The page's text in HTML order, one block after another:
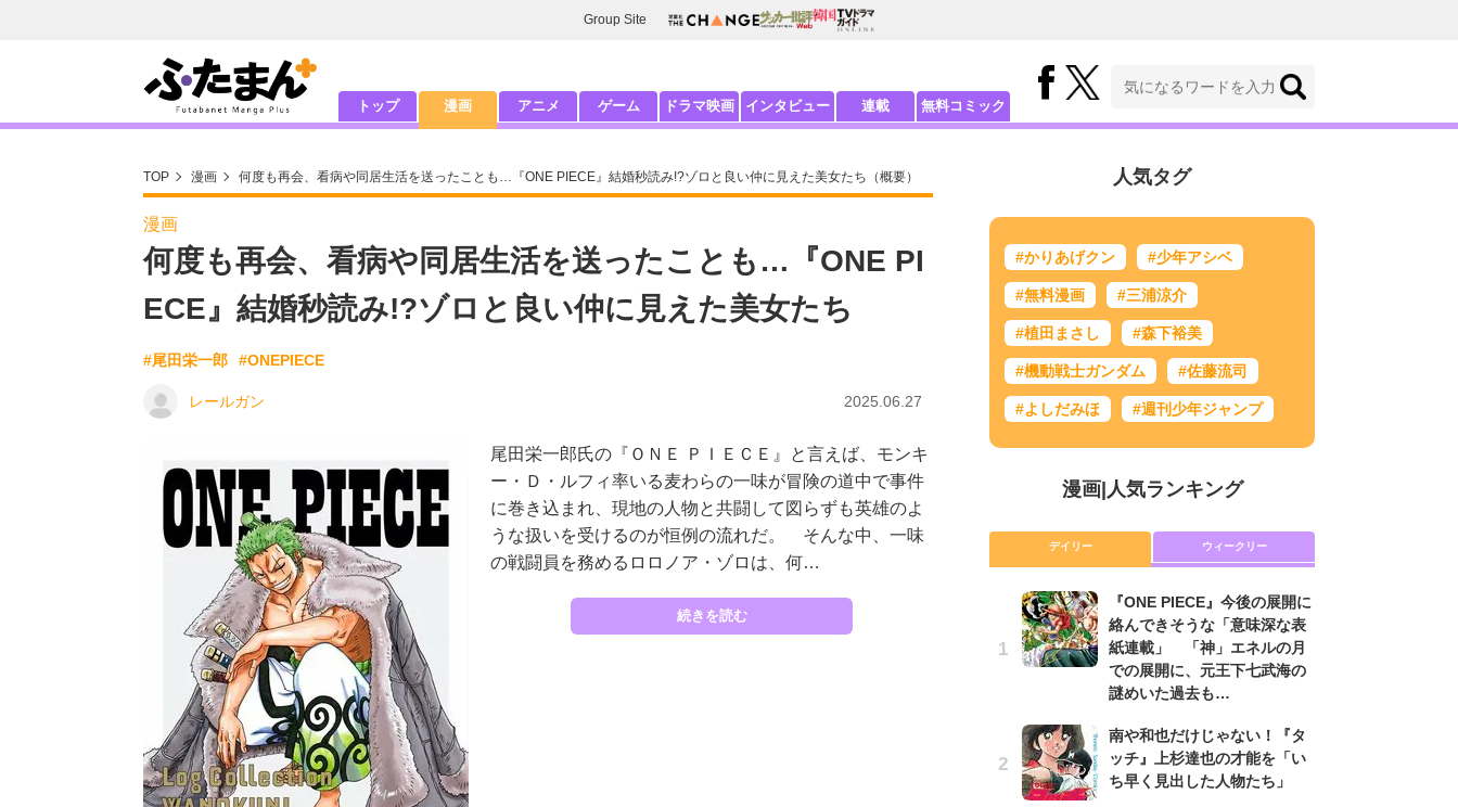
Group Site
トップ 漫画 アニメ ゲーム ドラマ映画 インタビュー 連載 無料コミック
TOP 漫画 何度も再会、看病や同居生活を送ったことも…『ONE PIECE』結婚秒読み!?ゾロと良い仲に見えた美女たち（概要）
漫画
何度も再会、看病や同居生活を送ったことも…『ONE PI
ECE』結婚秒読み!?ゾロと良い仲に見えた美女たち
#尾田栄一郎 #ONEPIECE
レールガン 2025.06.27
尾田栄一郎氏の『ＯＮＥ ＰＩＥＣＥ』と言えば、モンキ
ー・Ｄ・ルフィ率いる麦わらの一味が冒険の道中で事件
に巻き込まれ、現地の人物と共闘して図らずも英雄のよ
うな扱いを受けるのが恒例の流れだ。 そんな中、一味
の戦闘員を務めるロロノア・ゾロは、何…
続きを読む
人気タグ
#かりあげクン #少年アシベ
#無料漫画 #三浦涼介
#植田まさし #森下裕美
#機動戦士ガンダム #佐藤流司
#よしだみほ #週刊少年ジャンプ
漫画| 人気ランキング
デイリー ウィークリー
『ONE PIECE』今後の展開に
絡んできそうな「意味深な表
紙連載」 「神」エネルの月
での展開に、元王下七武海の
謎めいた過去も…
南や和也だけじゃない！『タ
ッチ』上杉達也の才能を「い
ち早く見出した人物たち」